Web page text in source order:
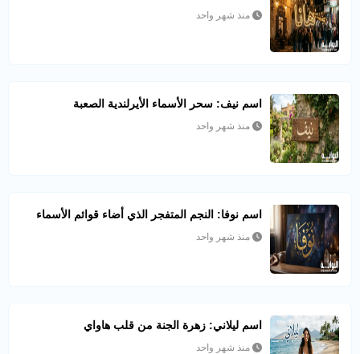
منذ شهر واحد
اسم نيف: سحر الأسماء الأيرلندية الصعبة
منذ شهر واحد
اسم نوفا: النجم المتفجر الذي أضاء قوائم الأسماء
منذ شهر واحد
اسم ليلاني: زهرة الجنة من قلب هاواي
منذ شهر واحد